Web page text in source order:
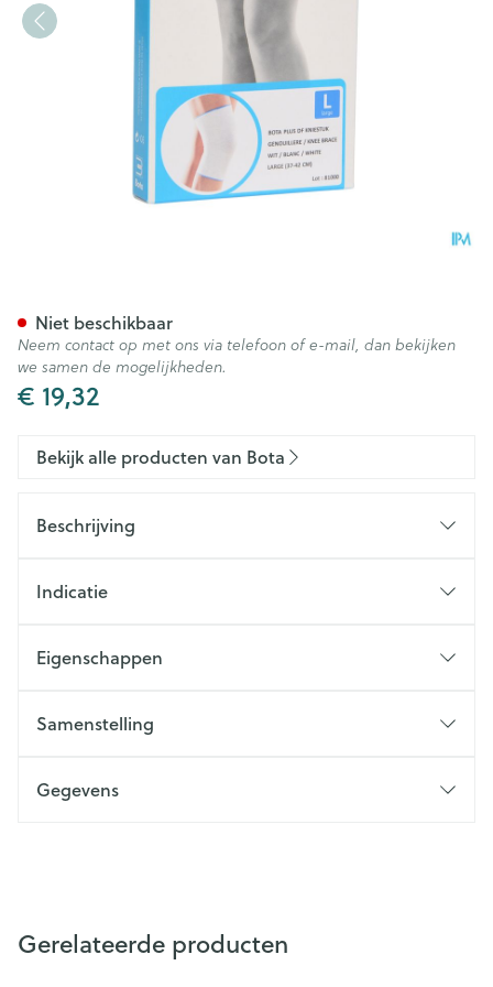
€ 19,32
Niet beschikbaar
Neem contact op met ons via telefoon of e-mail, dan bekijken
we samen de mogelijkheden.
Bekijk alle producten van Bota
Beschrijving
Indicatie
Eigenschappen
Samenstelling
Gegevens
Gerelateerde producten